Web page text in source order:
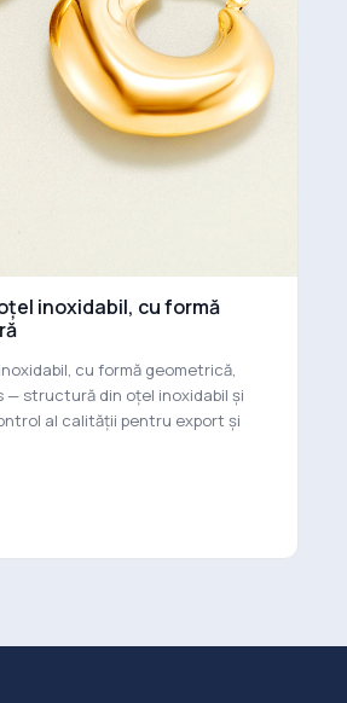
inoxidabil, cu formă
cu formă geometrică,
structură din oțel inoxidabil și
al calității pentru export și